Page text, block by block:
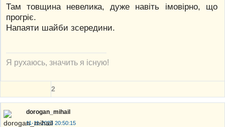
Там товщина невелика, дуже навіть імовірно, що
прогріє.
Напаяти шайби зсередини.
Я рухаюсь, значить я існую!
2
dorogan_mihail
11-11-2023 20:50:15